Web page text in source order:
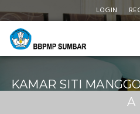
LOGIN
KAMAR SITI
A